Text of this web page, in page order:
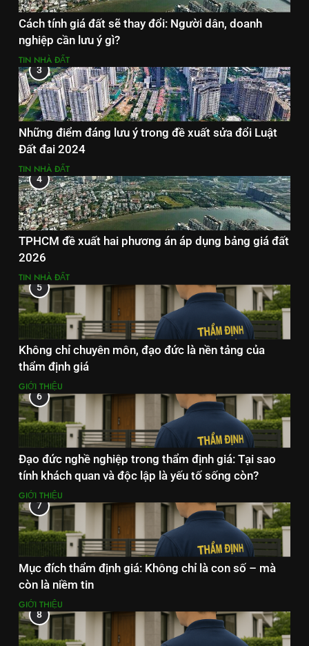
Cách tính giá đất sẽ thay đổi: Người dân, doanh
nghiệp cần lưu ý gì?
TIN NHÀ ĐẤT
3
Những điểm đáng lưu ý trong đề xuất sửa đổi Luật
Đất đai 2024
TIN NHÀ ĐẤT
4
TPHCM đề xuất hai phương án áp dụng bảng giá đất
2026
TIN NHÀ ĐẤT
5
Không chỉ chuyên môn, đạo đức là nền tảng của
thẩm định giá
GIỚI THIỆU
6
Đạo đức nghề nghiệp trong thẩm định giá: Tại sao
tính khách quan và độc lập là yếu tố sống còn?
GIỚI THIỆU
7
Mục đích thẩm định giá: Không chỉ là con số – mà
còn là niềm tin
GIỚI THIỆU
8